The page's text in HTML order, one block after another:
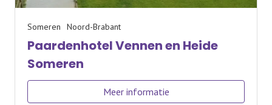
Someren Noord-Brabant
Paardenhotel Vennen en Heide
Someren
Meer informatie